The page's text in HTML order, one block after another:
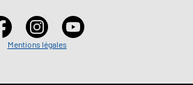
Mentions légales